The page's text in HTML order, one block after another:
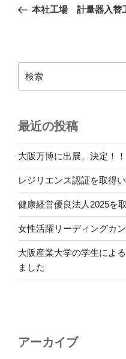
ナ
ー
シ
ン
の
本社工場 計量器入替
最近の投稿
大阪万博に出展、決定！！
レジリエンス認証を取得
健康経営優良法人2025を
女性活躍リーディングカ
大阪産業大学の学生によ
ました
アーカイブ